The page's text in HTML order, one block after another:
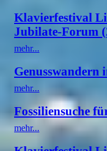
Klavierfestival
Jubilate-Forum
mehr...
Genusswandern
mehr...
Fossiliensuche
mehr...